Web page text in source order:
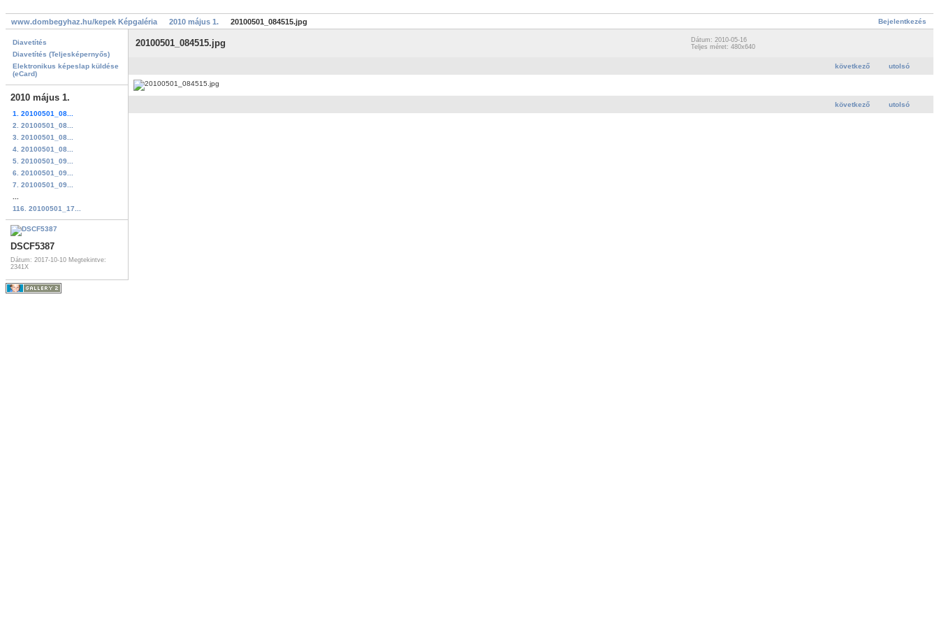
Bejelentkezés
www.dombegyhaz.hu/kepek Képgaléria 2010 május 1. 20100501_084515.jpg
Diavetítés
Diavetítés (Teljesképernyős)
Elektronikus képeslap küldése
(eCard)
2010 május 1.
1. 20100501_08...
2. 20100501_08...
3. 20100501_08...
4. 20100501_08...
5. 20100501_09...
6. 20100501_09...
7. 20100501_09...
116. 20100501_17...
DSCF5387
Dátum: 2017-10-10 Megtekintve:
2341X
20100501_084515.jpg
Dátum: 2010-05-16
Teljes méret: 480x640
következő utolsó
következő utolsó